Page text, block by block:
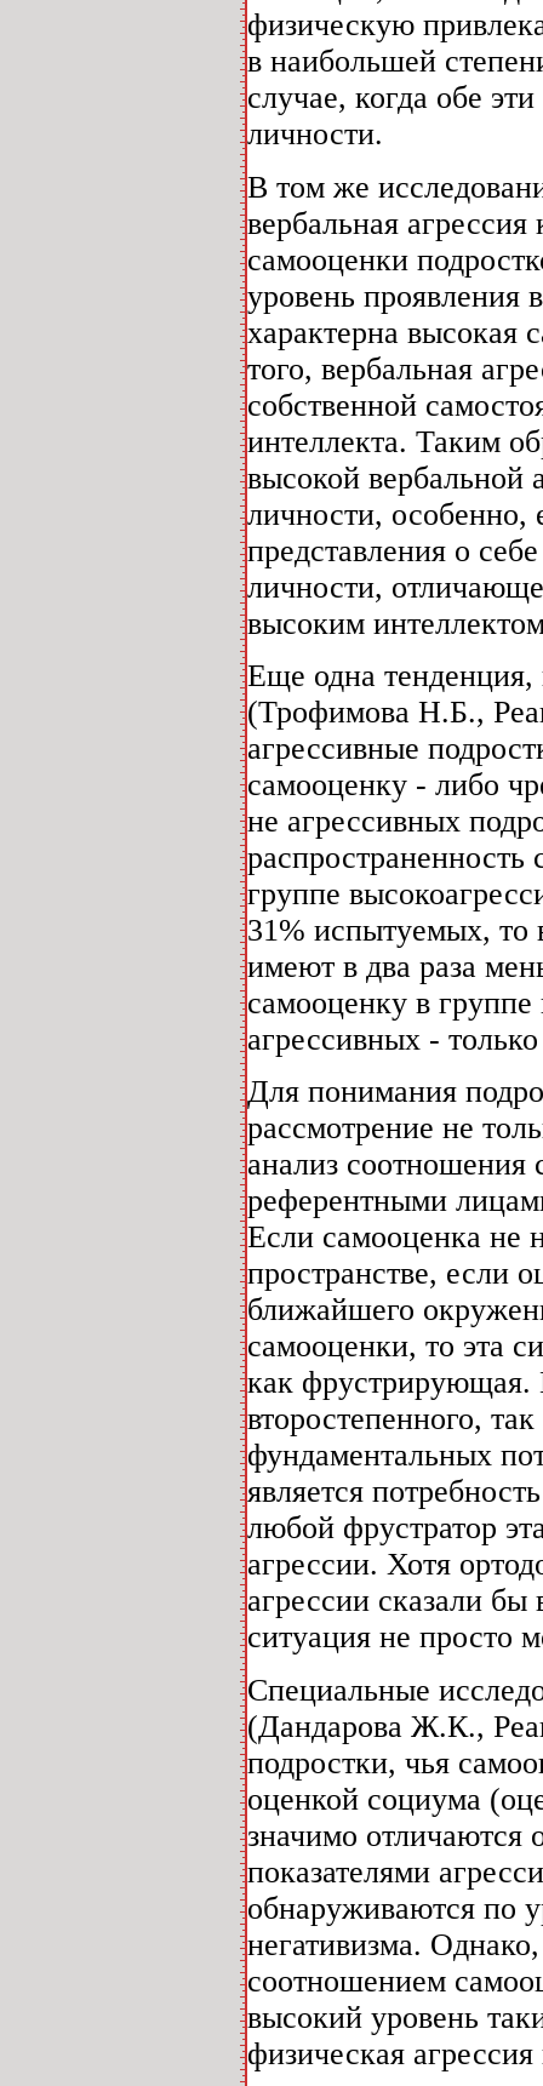
физическую
в наибольшей
случае, когда обе
личности.
В том же
вербальная
самооценки
уровень проявления
характерна высокая
того, вербальная
собственной
интеллекта. Таким
высокой вербальной
личности, особенно,
представления о
личности,
высоким
Еще одна тенденция,
(Трофимова Н.Б.,
агрессивные
самооценку - либо
не агрессивных
группе
31% испытуемых, то
имеют в два раза
самооценку в
агрессивных -
Для понимания
рассмотрение не
анализ соотношения
референтными
Если самооценка не
пространстве, если
ближайшего
самооценки, то эта
как фрустрирующая.
второстепенного,
фундаментальных
является
любой фрустратор
агрессии. Хотя
агрессии сказали бы
ситуация не просто
Специальные
(Дандарова Ж.К.,
подростки, чья
оценкой социума
значимо отличаются
показателями
обнаруживаются по
негативизма.
соотношением
высокий уровень
физическая